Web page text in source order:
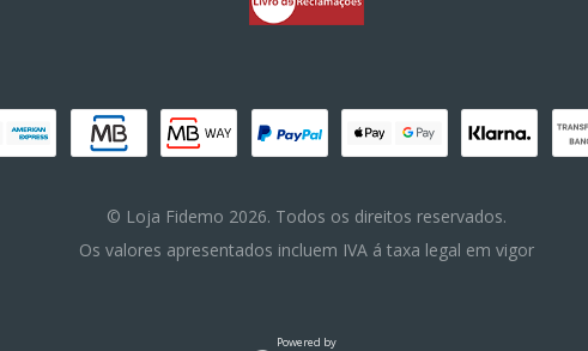
© Loja Fidemo 2026. Todos os direitos reservados.
Os valores apresentados incluem IVA á taxa legal em vigor
Powered by